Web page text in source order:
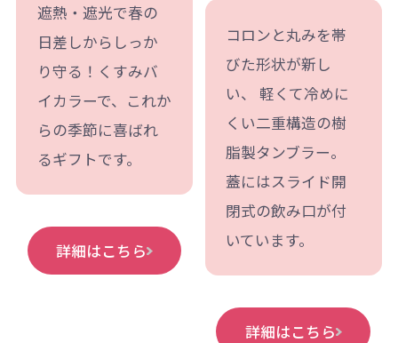
遮熱・遮光で春の
日差しからしっか
り守る！くすみバ
イカラーで、これか
らの季節に喜ばれ
るギフトです。
詳細はこちら
コロンと丸みを帯
びた形状が新し
い、 軽くて冷めに
くい二重構造の樹
脂製タンブラー。
蓋にはスライド開
閉式の飲み口が付
いています。
詳細はこちら